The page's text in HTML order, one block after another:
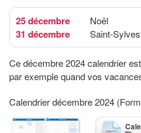
25 décembre Noël
31 décembre Saint-
Ce décembre 2024 calendrier
par exemple quand vos
Calendrier décembre 2024